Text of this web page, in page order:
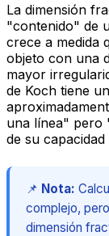
La dimensión
"contenido" de
crece a medida
objeto con una
mayor
de Koch tiene
una línea" pero
de su
📌 Nota:
complejo,
dimensión